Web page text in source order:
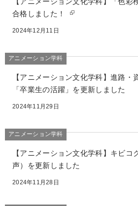
合格しました！
2024年12月11日
アニメーション学科
【アニメーション文化学科】進路・
「卒業生の活躍」を更新しました
2024年11月29日
アニメーション学科
【アニメーション文化学科】キビコ
声）を更新しました
2024年11月28日